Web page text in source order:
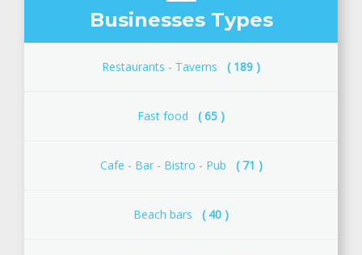
Businesses Types
Restaurants - Taverns ( 189 )
Fast food ( 65 )
Cafe - Bar - Bistro - Pub ( 71 )
Beach bars ( 40 )